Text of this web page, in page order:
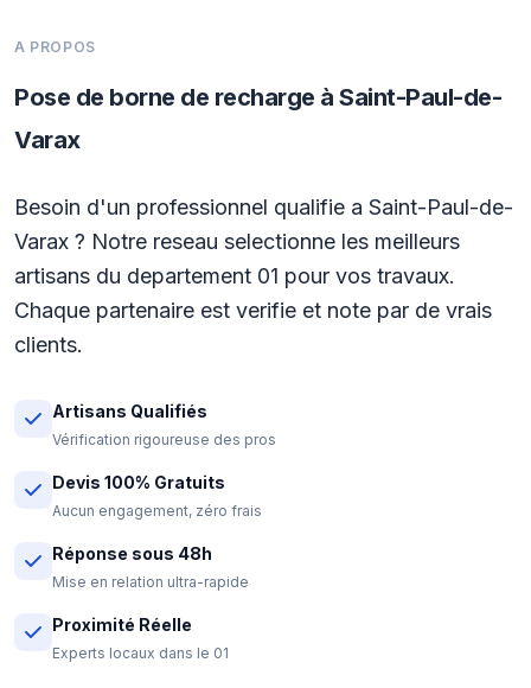
A PROPOS
Pose de borne de recharge à Saint-Paul-de-
Varax
Besoin d'un professionnel qualifie a Saint-Paul-de-
Varax ? Notre reseau selectionne les meilleurs
artisans du departement 01 pour vos travaux.
Chaque partenaire est verifie et note par de vrais
clients.
Artisans Qualifiés
Vérification rigoureuse des pros
Devis 100% Gratuits
Aucun engagement, zéro frais
Réponse sous 48h
Mise en relation ultra-rapide
Proximité Réelle
Experts locaux dans le 01